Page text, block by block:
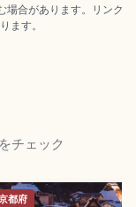
場合があります。リンク
ます。
チェック
都府